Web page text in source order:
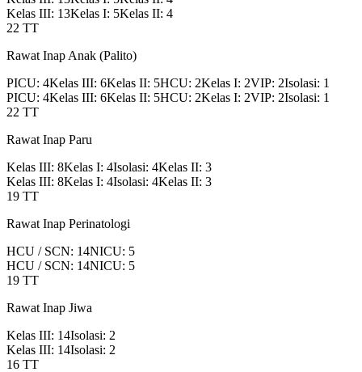
Kelas III: 13Kelas I: 5Kelas II: 4
22 TT
Rawat Inap Anak (Palito)
PICU: 4Kelas III: 6Kelas II: 5HCU: 2Kelas I: 2VIP: 2Isolasi: 1
PICU: 4Kelas III: 6Kelas II: 5HCU: 2Kelas I: 2VIP: 2Isolasi: 1
22 TT
Rawat Inap Paru
Kelas III: 8Kelas I: 4Isolasi: 4Kelas II: 3
Kelas III: 8Kelas I: 4Isolasi: 4Kelas II: 3
19 TT
Rawat Inap Perinatologi
HCU / SCN: 14NICU: 5
HCU / SCN: 14NICU: 5
19 TT
Rawat Inap Jiwa
Kelas III: 14Isolasi: 2
Kelas III: 14Isolasi: 2
16 TT